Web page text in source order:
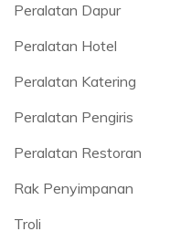
Peralatan Dapur
Peralatan Hotel
Peralatan Katering
Peralatan Pengiris
Peralatan Restoran
Rak Penyimpanan
Troli